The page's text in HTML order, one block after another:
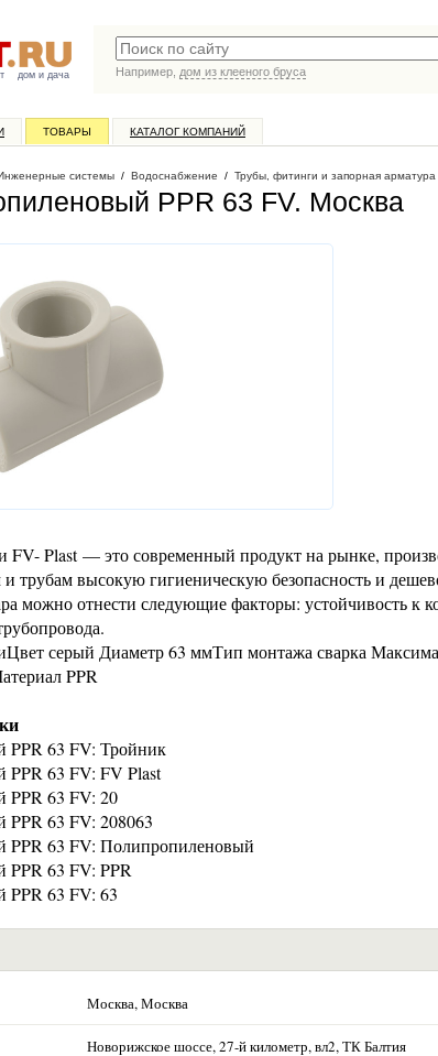
дом и дача
Например, дом из клееного бруса
ТОВАРЫ КАТАЛОГ КОМПАНИЙ
системы / Водоснабжение / Трубы, фитинги и запорная арматура
PPR 63 FV. Москва
Plast — это современный продукт на рынке,
трубам высокую гигиеническую безопасность и
можно отнести следующие факторы: устойчивость к
серый Диаметр 63 ммТип монтажа сварка
PPR
PPR 63 FV: Тройник
63 FV: FV Plast
PPR 63 FV: 20
63 FV: 208063
PPR 63 FV: Полипропиленовый
63 FV: PPR
63 FV: 63
Москва, Москва
Новорижское шоссе, 27-й километр, вл2, ТК Балтия